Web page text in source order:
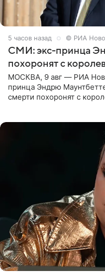
5 часов назад © РИА
СМИ: экс-принца
похоронят с
МОСКВА, 9 авг — РИА
принца Эндрю
смерти похоронят с